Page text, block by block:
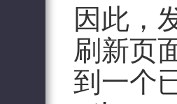
因此，
刷新页
到一个